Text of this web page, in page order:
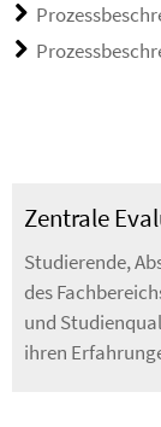
Zentrale
Studierende,
des
und
ihren